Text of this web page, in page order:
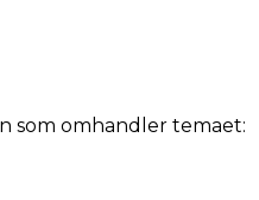
som omhandler temaet: